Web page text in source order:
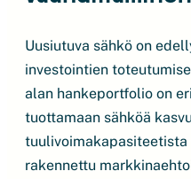
Uusiutuva sähkö on
investointien
alan hankeportfolio on
tuottamaan sähköä
rakennettu